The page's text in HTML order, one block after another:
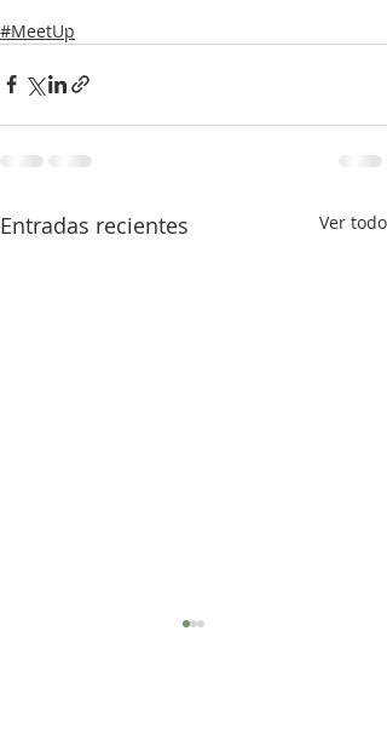
#MeetUp
Entradas recientes Ver todo